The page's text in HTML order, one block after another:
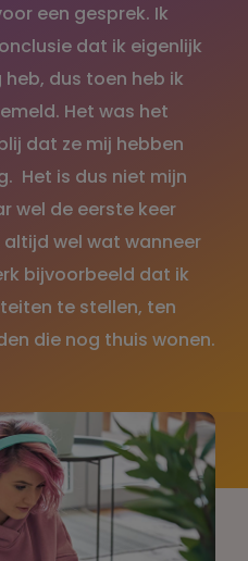
een gesprek. Ik
dat ik eigenlijk
dus toen heb ik
Het was het
dat ze mij hebben
Het is dus niet mijn
wel de eerste keer
altijd wel wat wanneer
bijvoorbeeld dat ik
te stellen, ten
die nog thuis wonen.